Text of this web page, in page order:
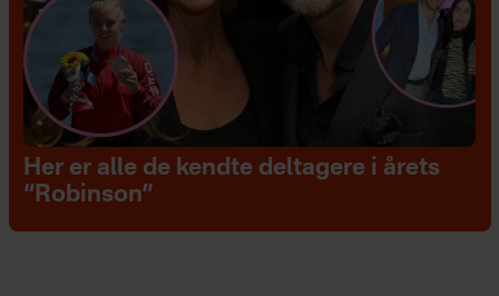
Her er alle de kendte deltagere i årets
“Robinson”